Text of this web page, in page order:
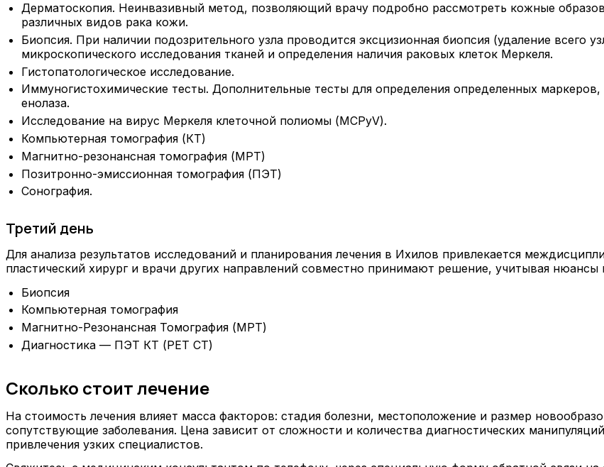
Дерматоскопия. Неинвазивный метод, позволяющий врачу подробно рассмотреть кожные
различных видов рака кожи.
Биопсия. При наличии подозрительного узла проводится эксцизионная биопсия (удаление всего
микроскопического исследования тканей и определения наличия раковых клеток Меркеля.
Гистопатологическое исследование.
Иммуногистохимические тесты. Дополнительные тесты для определения определенных
енолаза.
Исследование на вирус Меркеля клеточной полиомы (MCPyV).
Компьютерная томография (КТ)
Магнитно-резонансная томография (МРТ)
Позитронно-эмиссионная томография (ПЭТ)
Сонография.
Третий день
Для анализа результатов исследований и планирования лечения в Ихилов привлекается
пластический хирург и врачи других направлений совместно принимают решение, учитывая нюансы
Биопсия
Компьютерная томография
Магнитно-Резонансная Томография (МРТ)
Диагностика — ПЭТ КТ (PET CT)
Сколько стоит лечение
На стоимость лечения влияет масса факторов: стадия болезни, местоположение и размер
сопутствующие заболевания. Цена зависит от сложности и количества диагностических
привлечения узких специалистов.